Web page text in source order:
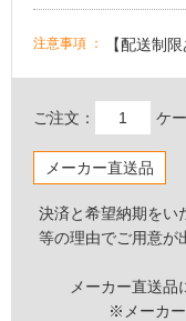
注意事項 【配送制
ご注文： ケ
メーカー直送品
決済と希望納期をい
等の理由でご用意が
メーカー直送品
※メーカー
い
屋
壁・
外
壁・